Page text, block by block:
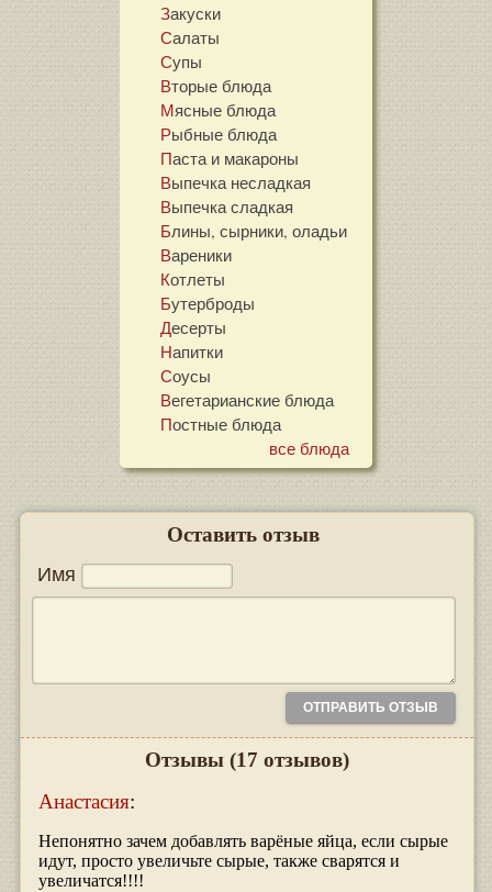
Закуски
Салаты
Супы
Вторые блюда
Мясные блюда
Рыбные блюда
Паста и макароны
Выпечка несладкая
Выпечка сладкая
Блины, сырники, оладьи
Вареники
Котлеты
Бутерброды
Десерты
Напитки
Соусы
Вегетарианские блюда
Постные блюда
все блюда
Оставить отзыв
Имя
Отзывы (17 отзывов)
Анастасия:
Непонятно зачем добавлять варёные яйца, если сырые
идут, просто увеличьте сырые, также сварятся и
увеличатся!!!!